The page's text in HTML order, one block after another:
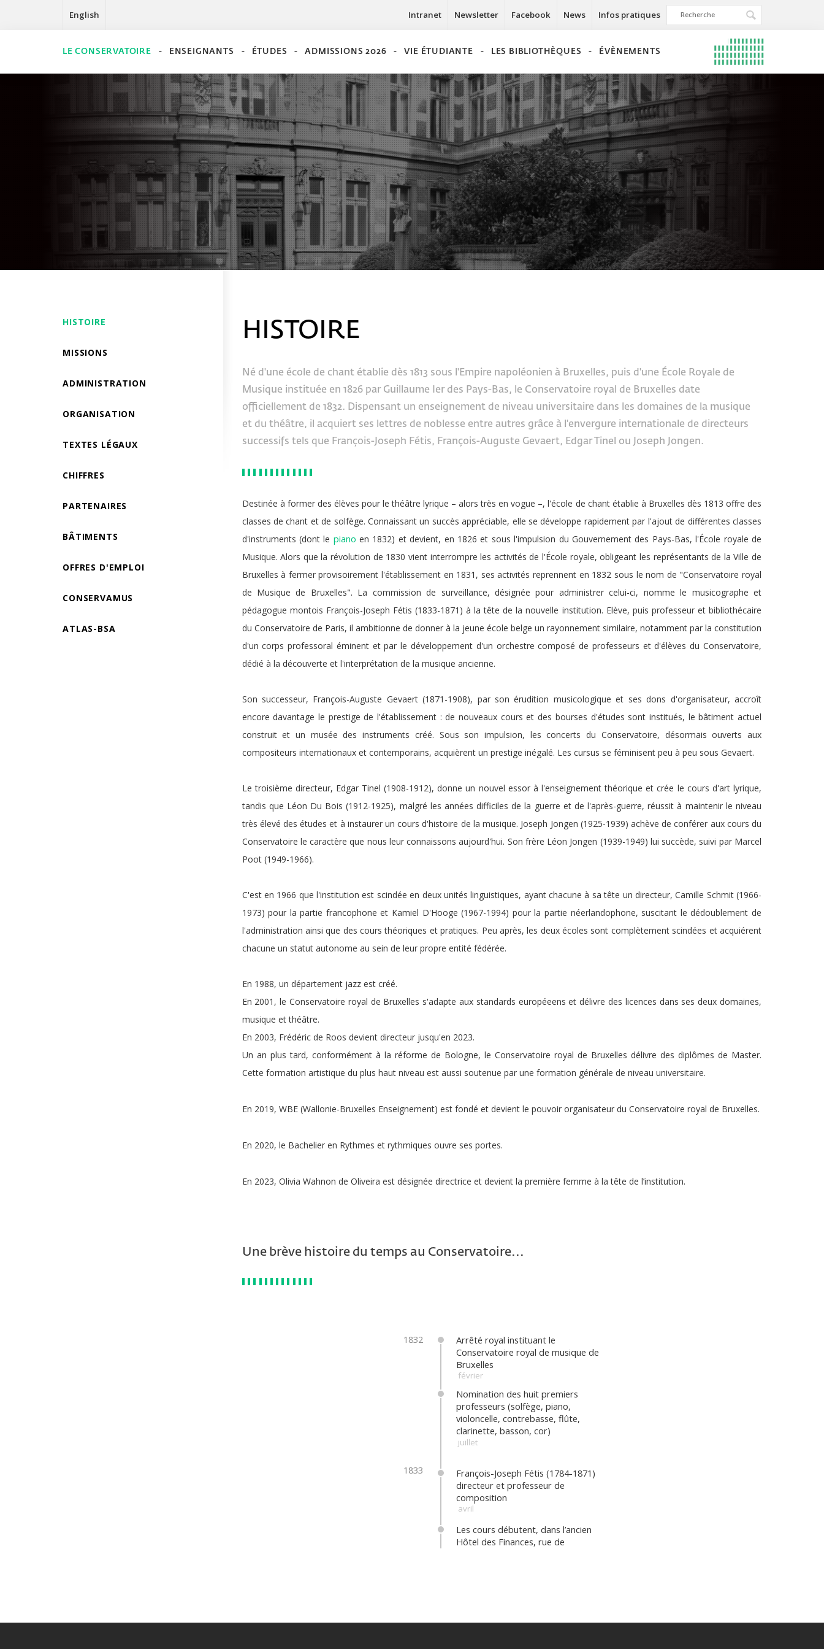
English Intranet Newsletter Facebook News Infos pratiques
LE CONSERVATOIRE ENSEIGNANTS ÉTUDES ADMISSIONS 2026 VIE ÉTUDIANTE LES BIBLIOTHÈQUES ÉVÈNEMENTS
HISTOIRE
MISSIONS
ADMINISTRATION
ORGANISATION
TEXTES LÉGAUX
CHIFFRES
PARTENAIRES
BÂTIMENTS
OFFRES D'EMPLOI
CONSERVAMUS
ATLAS-BSA
HISTOIRE
Né d'une école de chant établie dès 1813 sous l'Empire napoléonien à Bruxelles, puis d'une École Royale de
Musique instituée en 1826 par Guillaume Ier des Pays-Bas, le Conservatoire royal de Bruxelles date
officiellement de 1832. Dispensant un enseignement de niveau universitaire dans les domaines de la musique
et du théâtre, il acquiert ses lettres de noblesse entre autres grâce à l'envergure internationale de directeurs
successifs tels que François-Joseph Fétis, François-Auguste Gevaert, Edgar Tinel ou Joseph Jongen.
Destinée à former des élèves pour le théâtre lyrique – alors très en vogue –, l'école de chant établie à Bruxelles dès 1813 offre des
classes de chant et de solfège. Connaissant un succès appréciable, elle se développe rapidement par l'ajout de différentes classes
d'instruments (dont le piano en 1832) et devient, en 1826 et sous l'impulsion du Gouvernement des Pays-Bas, l'École royale de
Musique. Alors que la révolution de 1830 vient interrompre les activités de l'École royale, obligeant les représentants de la Ville de
Bruxelles à fermer provisoirement l'établissement en 1831, ses activités reprennent en 1832 sous le nom de "Conservatoire royal
de Musique de Bruxelles". La commission de surveillance, désignée pour administrer celui-ci, nomme le musicographe et
pédagogue montois François-Joseph Fétis (1833-1871) à la tête de la nouvelle institution. Elève, puis professeur et bibliothécaire
du Conservatoire de Paris, il ambitionne de donner à la jeune école belge un rayonnement similaire, notamment par la constitution
d'un corps professoral éminent et par le développement d'un orchestre composé de professeurs et d'élèves du Conservatoire,
dédié à la découverte et l'interprétation de la musique ancienne.
Son successeur, François-Auguste Gevaert (1871-1908), par son érudition musicologique et ses dons d'organisateur, accroît
encore davantage le prestige de l'établissement : de nouveaux cours et des bourses d'études sont institués, le bâtiment actuel
construit et un musée des instruments créé. Sous son impulsion, les concerts du Conservatoire, désormais ouverts aux
compositeurs internationaux et contemporains, acquièrent un prestige inégalé. Les cursus se féminisent peu à peu sous Gevaert.
Le troisième directeur, Edgar Tinel (1908-1912), donne un nouvel essor à l'enseignement théorique et crée le cours d'art lyrique,
tandis que Léon Du Bois (1912-1925), malgré les années difficiles de la guerre et de l'après-guerre, réussit à maintenir le niveau
très élevé des études et à instaurer un cours d'histoire de la musique. Joseph Jongen (1925-1939) achève de conférer aux cours du
Conservatoire le caractère que nous leur connaissons aujourd'hui. Son frère Léon Jongen (1939-1949) lui succède, suivi par Marcel
Poot (1949-1966).
C'est en 1966 que l'institution est scindée en deux unités linguistiques, ayant chacune à sa tête un directeur, Camille Schmit (1966-
1973) pour la partie francophone et Kamiel D'Hooge (1967-1994) pour la partie néerlandophone, suscitant le dédoublement de
l'administration ainsi que des cours théoriques et pratiques. Peu après, les deux écoles sont complètement scindées et acquiérent
chacune un statut autonome au sein de leur propre entité fédérée.
En 1988, un département jazz est créé.
En 2001, le Conservatoire royal de Bruxelles s'adapte aux standards européeens et délivre des licences dans ses deux domaines,
musique et théâtre.
En 2003, Frédéric de Roos devient directeur jusqu'en 2023.
Un an plus tard, conformément à la réforme de Bologne, le Conservatoire royal de Bruxelles délivre des diplômes de Master.
Cette formation artistique du plus haut niveau est aussi soutenue par une formation générale de niveau universitaire.
En 2019, WBE (Wallonie-Bruxelles Enseignement) est fondé et devient le pouvoir organisateur du Conservatoire royal de Bruxelles.
En 2020, le Bachelier en Rythmes et rythmiques ouvre ses portes.
En 2023, Olivia Wahnon de Oliveira est désignée directrice et devient la première femme à la tête de l’institution.
Une brève histoire du temps au Conservatoire...
1832
février
Arrêté royal instituant le
Conservatoire royal de musique de
Bruxelles
juillet
Nomination des huit premiers
professeurs (solfège, piano,
violoncelle, contrebasse, flûte,
clarinette, basson, cor)
1833
avril
François-Joseph Fétis (1784-1871)
directeur et professeur de
composition
Les cours débutent, dans l’ancien
Hôtel des Finances, rue de
italienne pour chanteurs et